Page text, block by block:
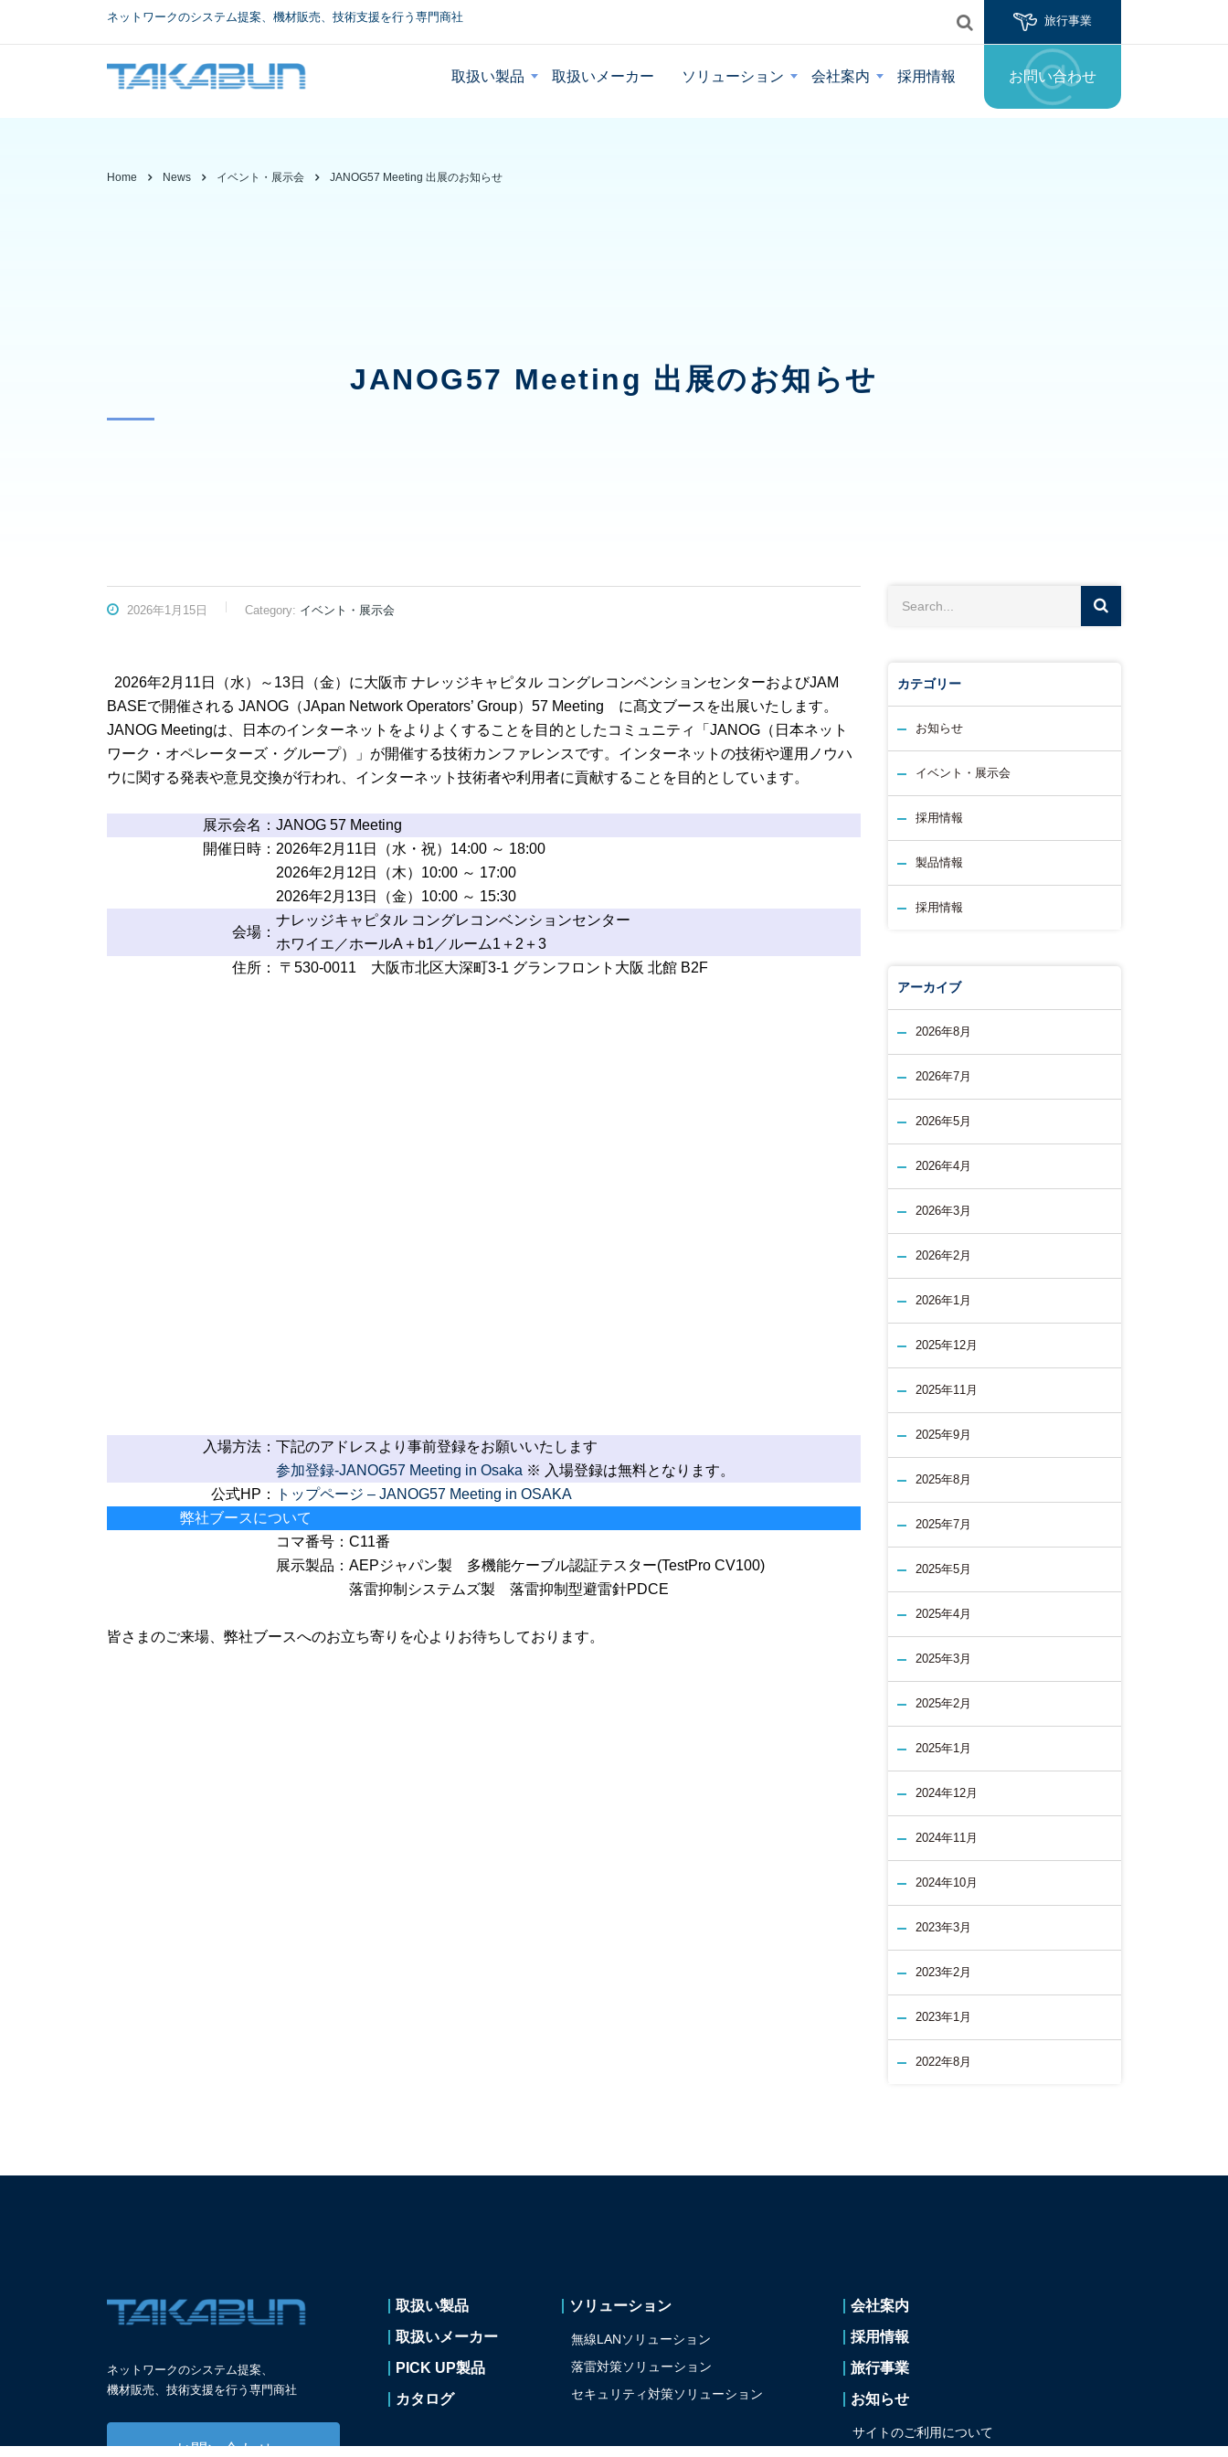
ネットワークのシステム提案、機材販売、技術支援を行う専門商社 旅行事業
取扱い製品 取扱いメーカー ソリューション 会社案内 採用情報 お問い合わせ
Home News イベント・展示会 JANOG57 Meeting 出展のお知らせ
JANOG57 Meeting 出展のお知らせ
2026年1月15日 Category: イベント・展示会
2026年2月11日（水）～13日（金）に大阪市 ナレッジキャピタル コングレコンベンションセンターおよびJAM
BASEで開催される JANOG（JApan Network Operators’ Group）57 Meeting に髙文ブースを出展いたします。
JANOG Meetingは、日本のインターネットをよりよくすることを目的としたコミュニティ「JANOG（日本ネット
ワーク・オペレーターズ・グループ）」が開催する技術カンファレンスです。インターネットの技術や運用ノウハ
ウに関する発表や意見交換が行われ、インターネット技術者や利用者に貢献することを目的としています。
展示会名： JANOG 57 Meeting
開催日時： 2026年2月11日（水・祝）14:00 ～ 18:00
2026年2月12日（木）10:00 ～ 17:00
2026年2月13日（金）10:00 ～ 15:30
会場：
ナレッジキャピタル コングレコンベンションセンター
ホワイエ／ホールA＋b1／ルーム1＋2＋3
住所：
〒530-0011 大阪市北区大深町3-1 グランフロント大阪 北館 B2F
入場方法： 下記のアドレスより事前登録をお願いいたします
参加登録-JANOG57 Meeting in Osaka ※ 入場登録は無料となります。
公式HP：
トップページ – JANOG57 Meeting in OSAKA
弊社ブースについて
コマ番号：C11番
展示製品：AEPジャパン製 多機能ケーブル認証テスター(TestPro CV100)
落雷抑制システムズ製 落雷抑制型避雷針PDCE
皆さまのご来場、弊社ブースへのお立ち寄りを心よりお待ちしております。
カテゴリー
お知らせ
イベント・展示会
採用情報
製品情報
採用情報
アーカイブ
2026年8月
2026年7月
2026年5月
2026年4月
2026年3月
2026年2月
2026年1月
2025年12月
2025年11月
2025年9月
2025年8月
2025年7月
2025年5月
2025年4月
2025年3月
2025年2月
2025年1月
2024年12月
2024年11月
2024年10月
2023年3月
2023年2月
2023年1月
2022年8月
ネットワークのシステム提案、
機材販売、技術支援を行う専門商社
お問い合わせ
取扱い製品
取扱いメーカー
PICK UP製品
カタログ
ソリューション
無線LANソリューション
落雷対策ソリューション
セキュリティ対策ソリューション
会社案内
採用情報
旅行事業
お知らせ
サイトのご利用について